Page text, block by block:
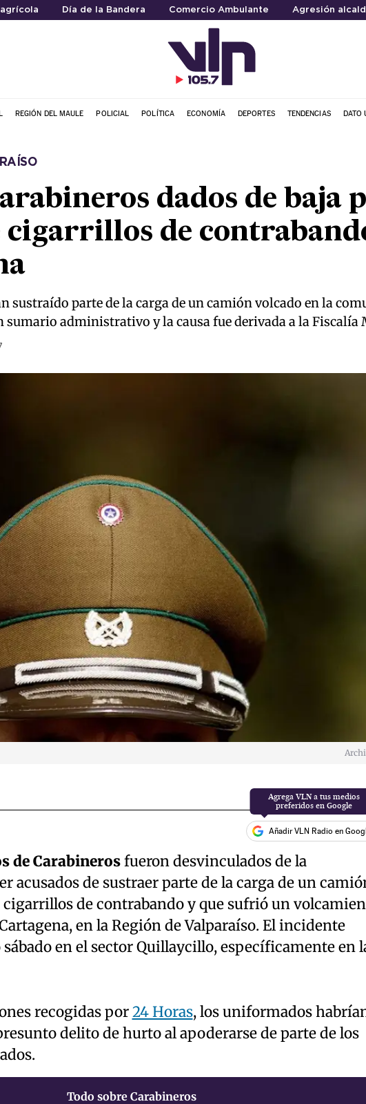
Día de la Bandera Comercio Ambulante Agresión
REGIÓN DEL MAULE POLICIAL POLÍTICA ECONOMÍA DEPORTES TENDENCIAS DATO
dados de baja
cigarrillos de
sustraído parte de la carga de un camión volcado en la
administrativo y la causa fue derivada a la Fiscalía
Añadir VLN Radio en
de Carabinerosfueron desvinculados de la
acusados de sustraer parte de la carga de un
de contrabando y que sufrió un
en la Región de Valparaíso. El incidente
en el sector Quillaycillo, específicamente en
recogidas por24 Horas, los uniformados
delito de hurto al apoderarse de parte de los
Todo sobre Carabineros